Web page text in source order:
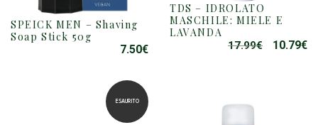
SPEICK MEN – Shaving
Soap Stick 50g
7.50€
TDS – IDROLATO
MASCHILE: MIELE E
LAVANDA
17.99€
IL
10.79€IL
ESAURITO